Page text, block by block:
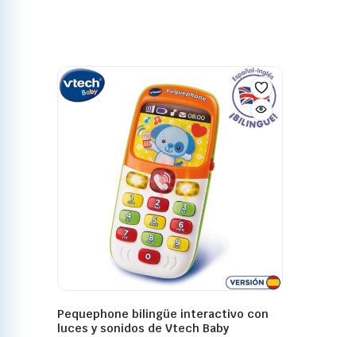
Pequephone bilingüe interactivo con
luces y sonidos de Vtech Baby